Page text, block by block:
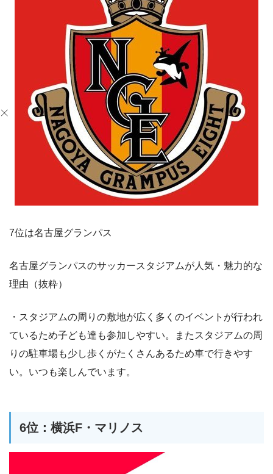
7位は名古屋グランパス
名古屋グランパスのサッカースタジアムが人気・魅力的な
理由（抜粋）
・スタジアムの周りの敷地が広く多くのイベントが行われ
ているため子ども達も参加しやすい。またスタジアムの周
りの駐車場も少し歩くがたくさんあるため車で行きやす
い。いつも楽しんでいます。
6位：横浜F・マリノス